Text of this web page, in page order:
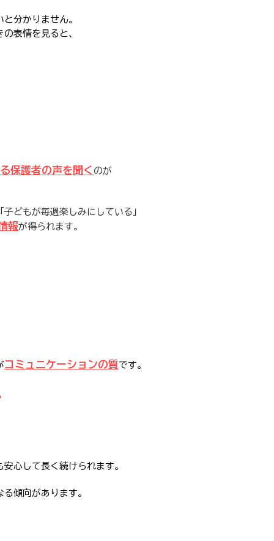
分かりません。
表情を見ると、
保護者の声を聞く のが
どもが毎週楽しみにしている」
報が得られます。
コミュニケーションの質です。
心して長く続けられます。
傾向があります。